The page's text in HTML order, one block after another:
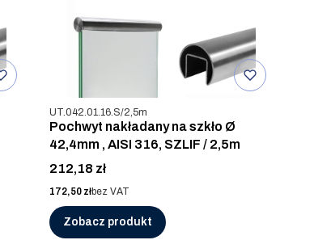
Kod produktu
UT.042.01.16.S/2,5m
Pochwyt nakładany na szkło Ø
42,4mm , AISI 316, SZLIF / 2,5m
Cena
212,18 zł
Cena
172,50 złbez VAT
Zobacz produkt